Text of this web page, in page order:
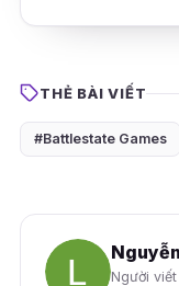
THẺ BÀI VIẾT
#Battlestate Games
Người viết